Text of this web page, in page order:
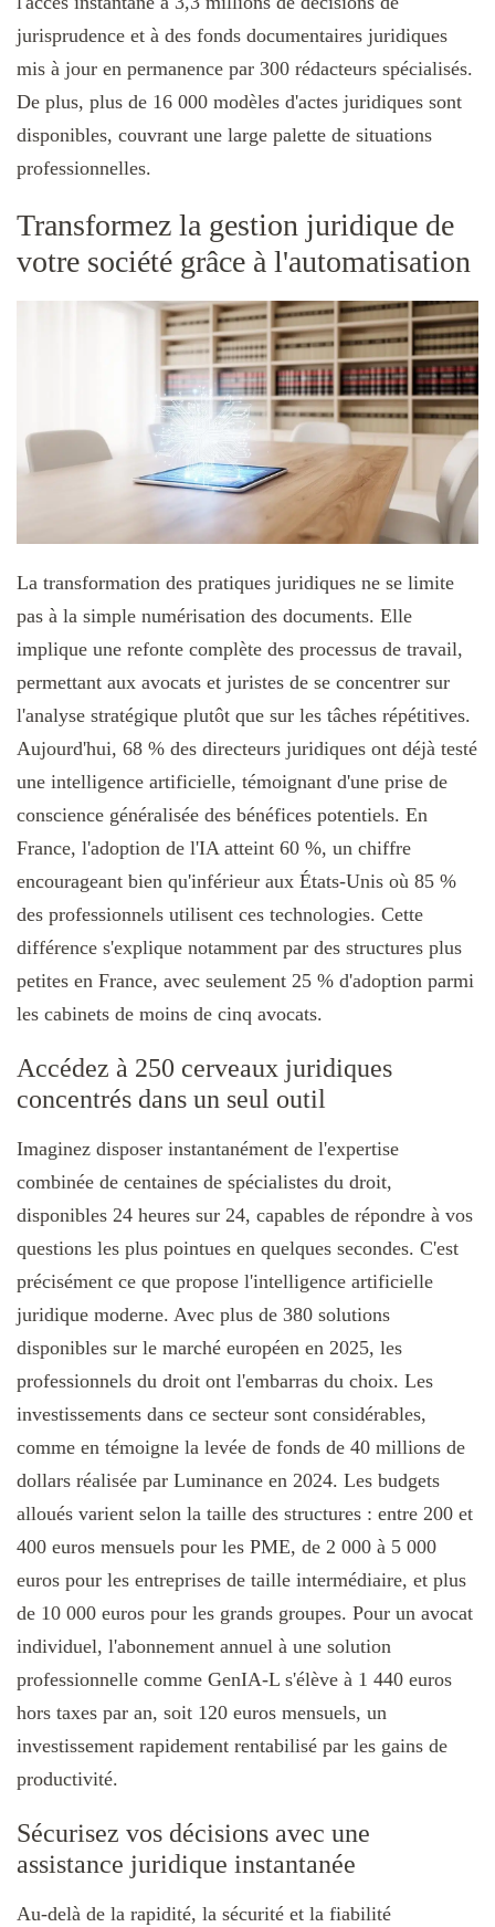
jurisprudence et à des fonds documentaires juridiques
mis à jour en permanence par 300 rédacteurs spécialisés.
De plus, plus de 16 000 modèles d'actes juridiques sont
disponibles, couvrant une large palette de situations
professionnelles.
Transformez la gestion juridique de
votre société grâce à l'automatisation
La transformation des pratiques juridiques ne se limite
pas à la simple numérisation des documents. Elle
implique une refonte complète des processus de travail,
permettant aux avocats et juristes de se concentrer sur
l'analyse stratégique plutôt que sur les tâches répétitives.
Aujourd'hui, 68 % des directeurs juridiques ont déjà testé
une intelligence artificielle, témoignant d'une prise de
conscience généralisée des bénéfices potentiels. En
France, l'adoption de l'IA atteint 60 %, un chiffre
encourageant bien qu'inférieur aux États-Unis où 85 %
des professionnels utilisent ces technologies. Cette
différence s'explique notamment par des structures plus
petites en France, avec seulement 25 % d'adoption parmi
les cabinets de moins de cinq avocats.
Accédez à 250 cerveaux juridiques
concentrés dans un seul outil
Imaginez disposer instantanément de l'expertise
combinée de centaines de spécialistes du droit,
disponibles 24 heures sur 24, capables de répondre à vos
questions les plus pointues en quelques secondes. C'est
précisément ce que propose l'intelligence artificielle
juridique moderne. Avec plus de 380 solutions
disponibles sur le marché européen en 2025, les
professionnels du droit ont l'embarras du choix. Les
investissements dans ce secteur sont considérables,
comme en témoigne la levée de fonds de 40 millions de
dollars réalisée par Luminance en 2024. Les budgets
alloués varient selon la taille des structures : entre 200 et
400 euros mensuels pour les PME, de 2 000 à 5 000
euros pour les entreprises de taille intermédiaire, et plus
de 10 000 euros pour les grands groupes. Pour un avocat
individuel, l'abonnement annuel à une solution
professionnelle comme GenIA-L s'élève à 1 440 euros
hors taxes par an, soit 120 euros mensuels, un
investissement rapidement rentabilisé par les gains de
productivité.
Sécurisez vos décisions avec une
assistance juridique instantanée
Au-delà de la rapidité, la sécurité et la fiabilité